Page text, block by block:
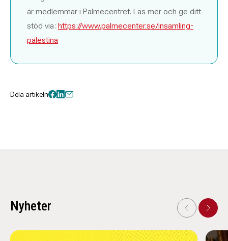
är medlemmar i Palmecentret. Läs mer och ge ditt
stöd via: https://www.palmecenter.se/insamling-
palestina
Dela artikeln
Nyheter